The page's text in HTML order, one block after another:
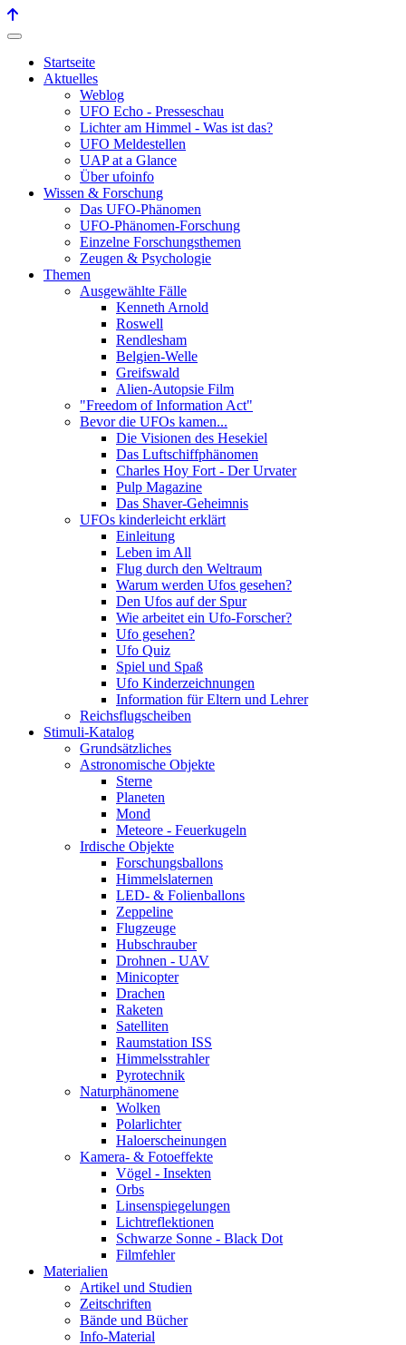
Startseite
Aktuelles
Weblog
UFO Echo - Presseschau
Lichter am Himmel - Was ist das?
UFO Meldestellen
UAP at a Glance
Über ufoinfo
Wissen & Forschung
Das UFO-Phänomen
UFO-Phänomen-Forschung
Einzelne Forschungsthemen
Zeugen & Psychologie
Themen
Ausgewählte Fälle
Kenneth Arnold
Roswell
Rendlesham
Belgien-Welle
Greifswald
Alien-Autopsie Film
"Freedom of Information Act"
Bevor die UFOs kamen...
Die Visionen des Hesekiel
Das Luftschiffphänomen
Charles Hoy Fort - Der Urvater
Pulp Magazine
Das Shaver-Geheimnis
UFOs kinderleicht erklärt
Einleitung
Leben im All
Flug durch den Weltraum
Warum werden Ufos gesehen?
Den Ufos auf der Spur
Wie arbeitet ein Ufo-Forscher?
Ufo gesehen?
Ufo Quiz
Spiel und Spaß
Ufo Kinderzeichnungen
Information für Eltern und Lehrer
Reichsflugscheiben
Stimuli-Katalog
Grundsätzliches
Astronomische Objekte
Sterne
Planeten
Mond
Meteore - Feuerkugeln
Irdische Objekte
Forschungsballons
Himmelslaternen
LED- & Folienballons
Zeppeline
Flugzeuge
Hubschrauber
Drohnen - UAV
Minicopter
Drachen
Raketen
Satelliten
Raumstation ISS
Himmelsstrahler
Pyrotechnik
Naturphänomene
Wolken
Polarlichter
Haloerscheinungen
Kamera- & Fotoeffekte
Vögel - Insekten
Orbs
Linsenspiegelungen
Lichtreflektionen
Schwarze Sonne - Black Dot
Filmfehler
Materialien
Artikel und Studien
Zeitschriften
Bände und Bücher
Info-Material